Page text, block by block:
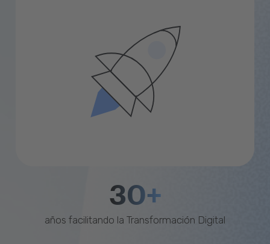
30+
años facilitando la Transformación Digital